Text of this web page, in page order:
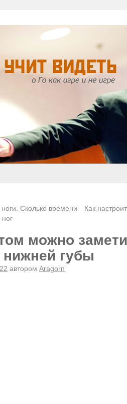
Сколько времени
Как
можно
губы
автором Aragorn